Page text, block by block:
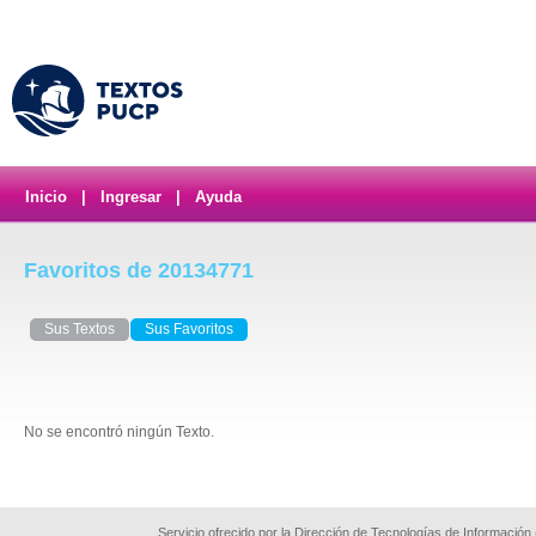
Inicio Ingresar Ayuda
Favoritos de 20134771
Sus Textos Sus Favoritos
No se encontró ningún Texto.
Servicio ofrecido por la Dirección de Tecnologías de